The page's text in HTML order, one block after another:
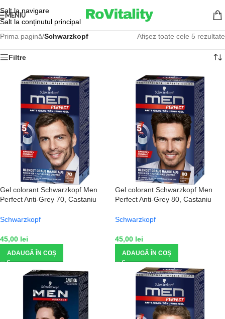
Salt la navigare
Salt la conținutul principal
MENIU
Prima pagină/Schwarzkopf Afișez toate cele 5 rezultate
Filtre
Gel colorant Schwarzkopf Men
Perfect Anti-Grey 70, Castaniu
Schwarzkopf
45,00 lei
ADAUGĂ ÎN COȘ
Gel colorant Schwarzkopf Men
Perfect Anti-Grey 80, Castaniu
Schwarzkopf
45,00 lei
ADAUGĂ ÎN COȘ